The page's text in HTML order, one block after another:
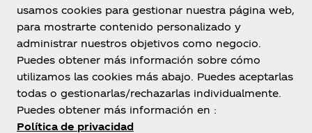
Guatemala
Sobre Nosotros
usamos cookies para gestionar nuestra página web,
para mostrarte contenido personalizado y
administrar nuestros objetivos como negocio.
Puedes obtener más información sobre cómo
utilizamos las cookies más abajo. Puedes aceptarlas
todas o gestionarlas/rechazarlas individualmente.
Puedes obtener más información en :
Política de privacidad